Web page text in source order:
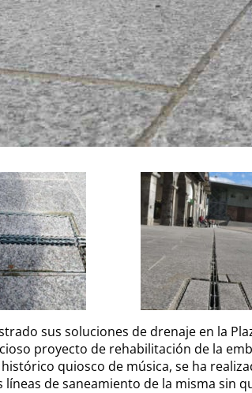
sus soluciones de drenaje en la
proyecto de rehabilitación de la
quiosco de música, se ha
líneas de saneamiento de la misma sin